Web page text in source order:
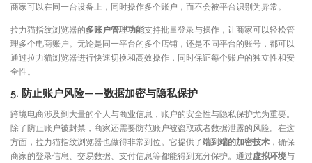
商家可以在同一台设备上，同时操作多个账户，而不会被平台识别为异常。
拉力猫指纹浏览器的多账户管理功能支持批量登录与操作，让商家可以轻松管
理多个电商账户。无论是同一平台的多个店铺，还是不同平台的账号，都可以
通过拉力猫浏览器进行快速切换和高效操作，同时保证每个账户的独立性和安
全性。
5. 防止账户风险——数据加密与隐私保护
跨境电商涉及到大量的个人与商业信息，账户的安全性与隐私保护尤为重要。
除了防止账户被封禁，商家还需要防范账户被盗取或者数据泄露的风险。在这
方面，拉力猫指纹浏览器也做得非常到位。它提供了端到端的加密技术 ，确保
商家的登录信息、交易数据、支付信息等都能得到充分保护。通过虚拟环境与